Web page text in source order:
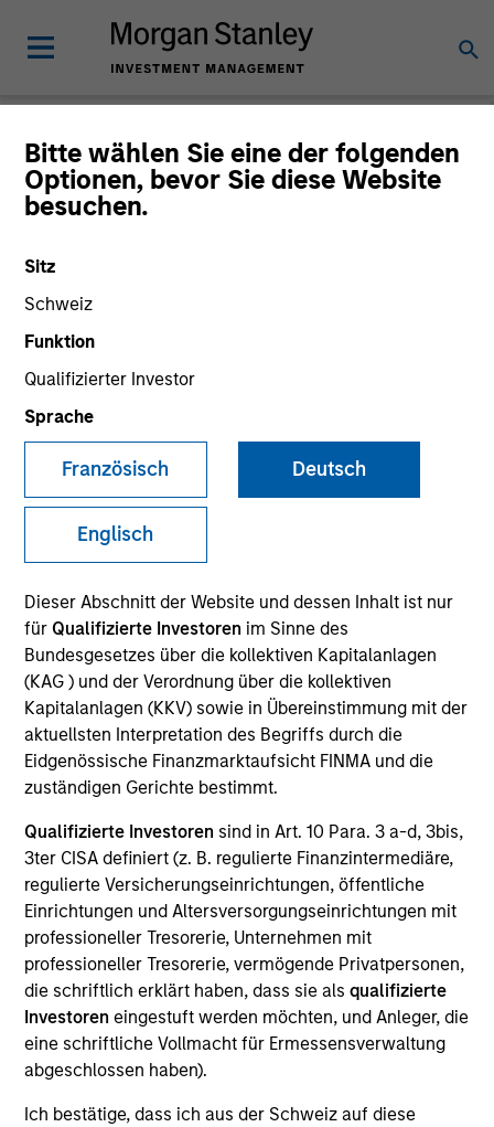
Bitte wählen Sie eine der folgenden
Optionen, bevor Sie diese Website
besuchen.
Sitz
Schweiz
Funktion
Qualifizierter Investor
Sprache
Französisch Deutsch
Englisch
Dieser Abschnitt der Website und dessen Inhalt ist nur
für Qualifizierte Investoren im Sinne des
Bundesgesetzes über die kollektiven Kapitalanlagen
(KAG ) und der Verordnung über die kollektiven
Kapitalanlagen (KKV) sowie in Übereinstimmung mit der
aktuellsten Interpretation des Begriffs durch die
Eidgenössische Finanzmarktaufsicht FINMA und die
zuständigen Gerichte bestimmt.
Qualifizierte Investoren sind in Art. 10 Para. 3 a-d, 3bis,
3ter CISA definiert (z. B. regulierte Finanzintermediäre,
regulierte Versicherungseinrichtungen, öffentliche
Einrichtungen und Altersversorgungseinrichtungen mit
professioneller Tresorerie, Unternehmen mit
professioneller Tresorerie, vermögende Privatpersonen,
die schriftlich erklärt haben, dass sie alsqualifizierte
Investoren eingestuft werden möchten, und Anleger, die
eine schriftliche Vollmacht für Ermessensverwaltung
abgeschlossen haben).
Ich bestätige, dass ich aus der Schweiz auf diese
2026 Outlooks
2026 Equity Outlook - December
2025
In his 2026 Equity Outlook, Senior Portfolio
Manager Andrew Slimmon suggests the Bull
Market Isn’t Done Yet. Despite being late-
cycle, 2026 looks positive for US equities—
thanks to rate cuts, fiscal stimulus, and
cautious sentiment.
Commodity Market Outlook:
Trends Driving Optimism in 2026
12-DEZ-2025
Discover what key trends are shaping the
commodity sectors in 2026 and setting up an
optimistic outlook for commodities.
Commodity Market Outlook:
Trends Driving Optimism in 2026